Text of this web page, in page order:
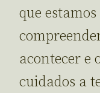
que
acontecer e
cuidados a